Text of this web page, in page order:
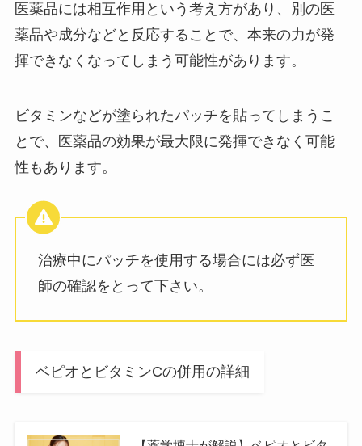
医薬品には相互作用という考え方があり、別の医
薬品や成分などと反応することで、本来の力が発
揮できなくなってしまう可能性があります。
ビタミンなどが塗られたパッチを貼ってしまうこ
とで、医薬品の効果が最大限に発揮できなく可能
性もあります。
治療中にパッチを使用する場合には必ず医
師の確認をとって下さい。
ベピオとビタミンCの併用の詳細